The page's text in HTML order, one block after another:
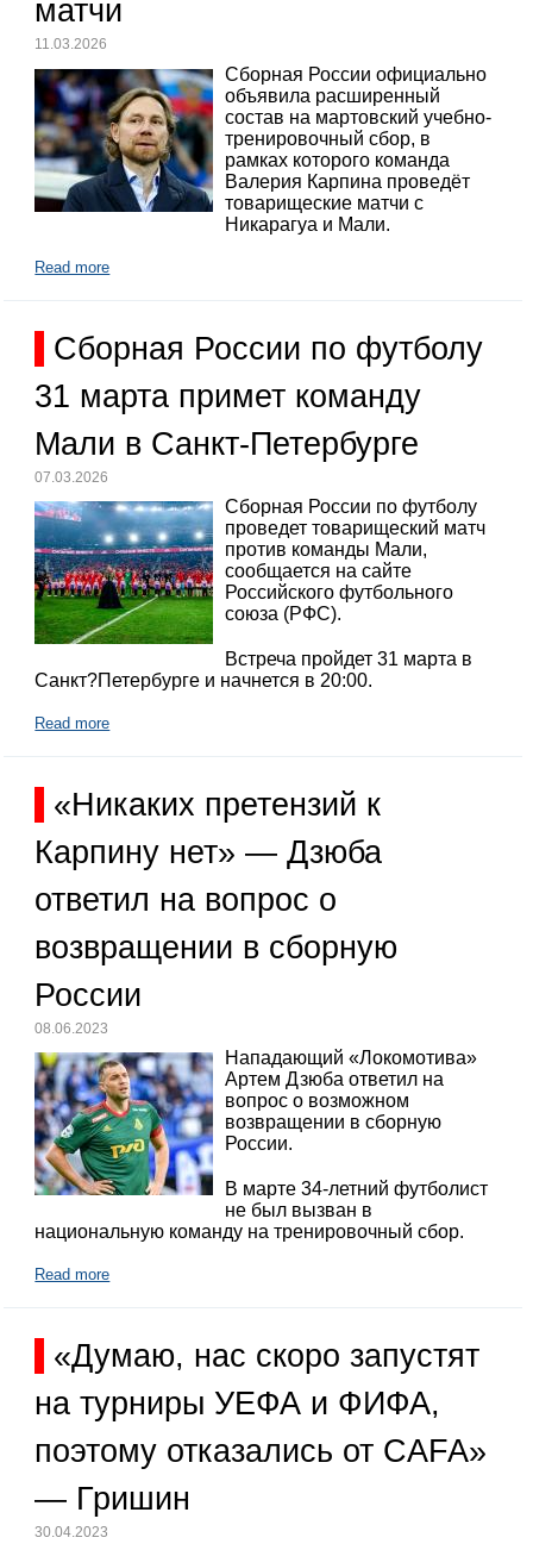
матчи
11.03.2026
Сборная России официально
объявила расширенный
состав на мартовский учебно-
тренировочный сбор, в
рамках которого команда
Валерия Карпина проведёт
товарищеские матчи с
Никарагуа и Мали.
Read more
Сборная России по футболу
31 марта примет команду
Мали в Санкт-Петербурге
07.03.2026
Сборная России по футболу
проведет товарищеский матч
против команды Мали,
сообщается на сайте
Российского футбольного
союза (РФС).
Встреча пройдет 31 марта в
Санкт?Петербурге и начнется в 20:00.
Read more
«Никаких претензий к
Карпину нет» — Дзюба
ответил на вопрос о
возвращении в сборную
России
08.06.2023
Нападающий «Локомотива»
Артем Дзюба ответил на
вопрос о возможном
возвращении в сборную
России.
В марте 34-летний футболист
не был вызван в
национальную команду на тренировочный сбор.
Read more
«Думаю, нас скоро запустят
на турниры УЕФА и ФИФА,
поэтому отказались от CAFA»
— Гришин
30.04.2023